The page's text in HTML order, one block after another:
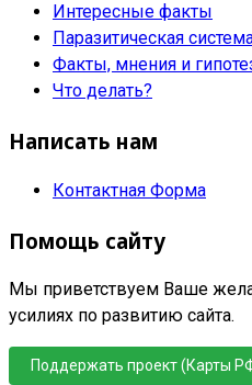
Интересные факты
Паразитическая
Факты, мнения и
Что делать?
Написать нам
Контактная Форма
Помощь сайту
Мы приветствуем Ваше
усилиях по развитию сайта.
Поддержать проект (Карты